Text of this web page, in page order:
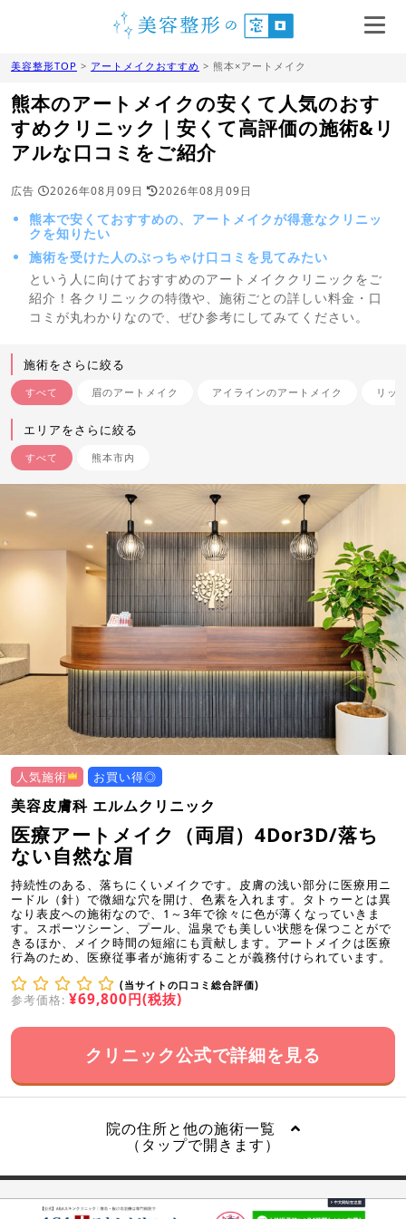
美容整形TOP > アートメイクおすすめ > 熊本×アートメイク
熊本のアートメイクの安くて人気のおす
すめクリニック｜安くて高評価の施術&リ
アルな口コミをご紹介
広告 2026年08月09日 2026年08月09日
熊本で安くておすすめの、アートメイクが得意なクリニッ
クを知りたい
施術を受けた人のぶっちゃけ口コミを見てみたい
という人に向けておすすめのアートメイククリニックをご
紹介！各クリニックの特徴や、施術ごとの詳しい料金・口
コミが丸わかりなので、ぜひ参考にしてみてください。
施術をさらに絞る
すべて 眉のアートメイク アイラインのアートメイク リッ
エリアをさらに絞る
すべて 熊本市内
人気施術 お買い得◎
美容皮膚科 エルムクリニック
医療アートメイク（両眉）4Dor3D/落ち
ない自然な眉
持続性のある、落ちにくいメイクです。皮膚の浅い部分に医療用ニ
ードル（針）で微細な穴を開け、色素を入れます。タトゥーとは異
なり表皮への施術なので、1～3年で徐々に色が薄くなっていきま
す。スポーツシーン、プール、温泉でも美しい状態を保つことがで
きるほか、メイク時間の短縮にも貢献します。アートメイクは医療
行為のため、医療従事者が施術することが義務付けられています。
(当サイトの口コミ総合評価)
参考価格: ¥69,800円(税抜)
クリニック公式で詳細を見る
院の住所と他の施術一覧
（タップで開きます）